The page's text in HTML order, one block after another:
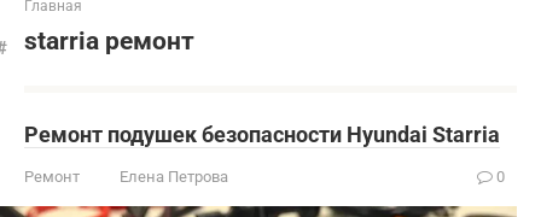
Главная
starria ремонт
Ремонт подушек безопасности Hyundai Starria
Ремонт Елена Петрова 0